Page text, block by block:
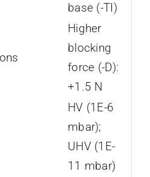
base (-TI)
Higher
blocking
force (-D):
+1.5 N
HV (1E-6
mbar);
UHV (1E-
11 mbar)